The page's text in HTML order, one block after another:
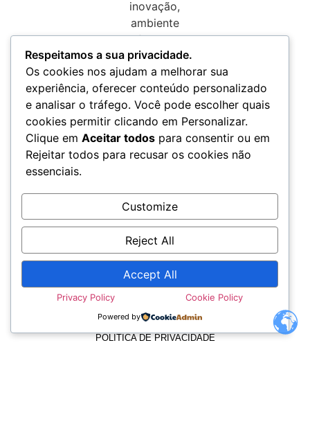
TERMOS E CONDIÇÕES
POLÍTICA DE PRIVACIDADE
Respeitamos a sua privacidade.
Os cookies nos ajudam a melhorar sua
experiência, oferecer conteúdo personalizado
e analisar o tráfego. Você pode escolher quais
cookies permitir clicando em Personalizar.
Clique em Aceitar todos para consentir ou em
Rejeitar todos para recusar os cookies não
essenciais.
Customize
Reject All
Accept All
Privacy Policy Cookie Policy
Powered by